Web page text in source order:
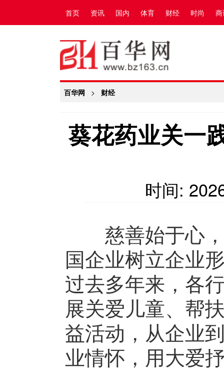
首页 资讯 国内 体育 财经 时尚
百华网 > 财经
葵花药业关一
时间:
慈善始于心，
国企业树立企业
过去多年来，各
展关爱儿童、帮
益活动，从企业
业情怀，用大爱